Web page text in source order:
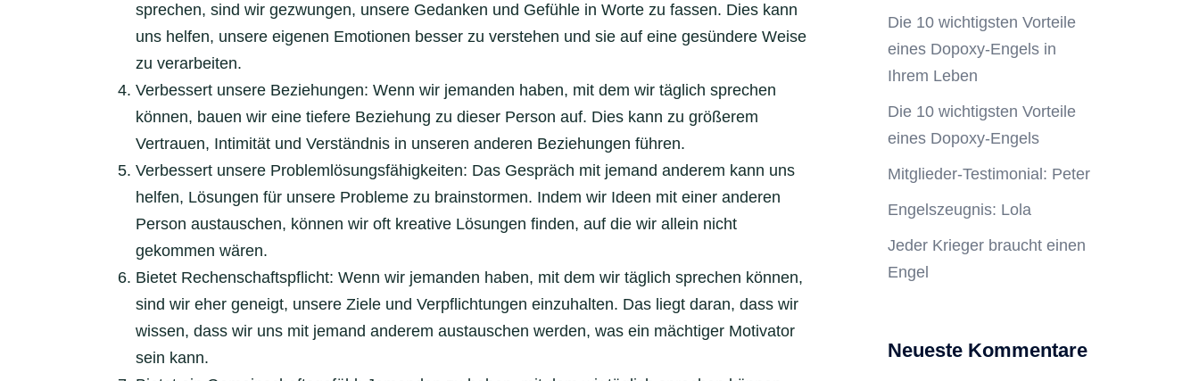
sprechen, sind wir gezwungen, unsere Gedanken und Gefühle in Worte zu fassen. Dies kann
uns helfen, unsere eigenen Emotionen besser zu verstehen und sie auf eine gesündere Weise
zu verarbeiten.
Verbessert unsere Beziehungen: Wenn wir jemanden haben, mit dem wir täglich sprechen
können, bauen wir eine tiefere Beziehung zu dieser Person auf. Dies kann zu größerem
Vertrauen, Intimität und Verständnis in unseren anderen Beziehungen führen.
Verbessert unsere Problemlösungsfähigkeiten: Das Gespräch mit jemand anderem kann uns
helfen, Lösungen für unsere Probleme zu brainstormen. Indem wir Ideen mit einer anderen
Person austauschen, können wir oft kreative Lösungen finden, auf die wir allein nicht
gekommen wären.
Bietet Rechenschaftspflicht: Wenn wir jemanden haben, mit dem wir täglich sprechen können,
sind wir eher geneigt, unsere Ziele und Verpflichtungen einzuhalten. Das liegt daran, dass wir
wissen, dass wir uns mit jemand anderem austauschen werden, was ein mächtiger Motivator
sein kann.
Die 10 wichtigsten Vorteile
eines Dopoxy-Engels in
Ihrem Leben
Die 10 wichtigsten Vorteile
eines Dopoxy-Engels
Mitglieder-Testimonial: Peter
Engelszeugnis: Lola
Jeder Krieger braucht einen
Engel
Neueste Kommentare